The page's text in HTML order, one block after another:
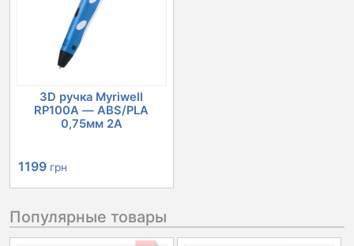
3D ручка Myriwell
RP100A — ABS/PLA
0,75мм 2А
Первоначальная
цена
составляла
1199 грн
цена:
1199 грн.
Популярные товары